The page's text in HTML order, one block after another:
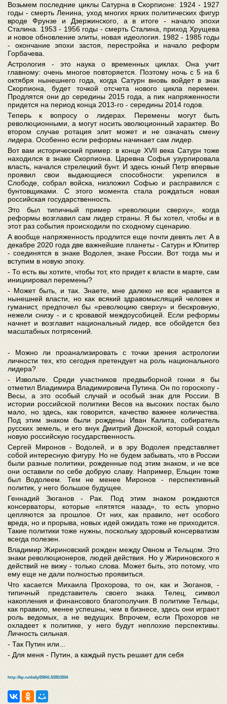
Возьмем последние циклы Сатурна в Скорпионе: 1924 - 1927
годы - смерть Ленина, уход многих ярких политических фигур
вроде Фрунзе и Дзержинского, а в итоге - начало эпохи
Сталина. 1953 - 1956 годы - смерть Сталина, приход Хрущева
и новое обновление элиты, новая идеология. 1982 - 1985 годы
- окончание эпохи застоя, перестройка и начало реформ
Горбачева.
Астрология - это наука о временных циклах. Она учит
главному: очень многое повторяется. Поэтому ночь с 5 на 6
октября нынешнего года, когда Сатурн вновь войдет в знак
Скорпиона, будет точкой отсчета нового цикла перемен.
Продлятся они до середины 2015 года, а пик напряженности
придется на период конца 2013-го - середины 2014 годов.
Теперь к вопросу о лидерах. Перемены могут быть
революционными, а могут носить эволюционный характер. Во
втором случае ротация элит может и не означать смену
лидера. Особенно если реформы начинает сам лидер.
Вот вам исторический пример: в конце XVII века Сатурн тоже
находился в знаке Скорпиона. Царевна Софья узурпировала
власть, начался стрелецкий бунт. И здесь юный Петр впервые
проявил свои выдающиеся способности: укрепился в
Слободе, собрал войска, низложил Софью и расправился с
бунтовщиками. С этого момента стала рождаться новая
российская государственность.
Это был типичный пример «революции сверху», когда
реформы возглавил сам лидер страны. Я бы хотел, чтобы и в
этот раз события происходили по сходному сценарию.
А вообще напряженность продлится еще почти девять лет. А в
декабре 2020 года две важнейшие планеты - Сатурн и Юпитер
- соединятся в знаке Водолея, знаке России. Вот тогда мы и
вступим в новую эпоху.
- То есть вы хотите, чтобы тот, кто придет к власти в марте, сам
инициировал перемены?
- Может быть, и так. Знаете, мне далеко не все нравится в
нынешней власти, но как всякий здравомыслящий человек и
гуманист, предпочел бы «революцию сверху» и бескровную,
нежели снизу - и с кровавой междоусобицей. Если реформы
начнет и возглавит национальный лидер, все обойдется без
масштабных потрясений.
- Можно ли проанализировать с точки зрения астрологии
личности тех, кто сегодня претендует на роль национального
лидера?
- Извольте. Среди участников предвыборной гонки я бы
отметил Владимира Владимировича Путина. Он по гороскопу -
Весы, а это особый случай и особый знак для России. В
истории российской политики Весов на высоких постах было
мало, но здесь, как говорится, качество важнее количества.
Под этим знаком были рождены Иван Калита, собиратель
русских земель, и его внук Дмитрий Донской, который создал
новую российскую государственность.
Сергей Миронов - Водолей, и в эру Водолея представляет
собой интересную фигуру. Но не будем забывать, что в России
были разные политики, рожденные под этим знаком, и не все
они оставили по себе добрую славу. Например, Ельцин тоже
был Водолеем. Тем не менее Миронов - перспективный
политик, у него большое будущее.
Геннадий Зюганов - Рак. Под этим знаком рождаются
консерваторы, которые «пятятся назад», то есть упорно
цепляются за прошлое. От них, как правило, нет особого
вреда, но и прорыва, новых идей ожидать тоже не приходится.
Такие политики тоже нужны, поскольку здоровый консерватизм
всегда полезен.
Владимир Жириновский рожден между Овном и Тельцом. Это
знаки революционеров, людей действия. Но у Жириновского я
действий не вижу - только слова. Может быть, это потому, что
ему еще не дали полностью проявиться.
Что касается Михаила Прохорова, то он, как и Зюганов, -
типичный представитель своего знака. Телец, символ
накопления и финансового благополучия. В политике Тельцы,
как правило, менее успешны, чем в бизнесе, здесь они играют
роль ведомых, а не ведущих. Впрочем, если Прохоров не
охладеет к политике, у него будут неплохие перспективы.
Личность сильная.
- Так Путин или...
- Для меня - Путин, а каждый пусть решает для себя
http://kp.ru/daily/25841.5/2813204